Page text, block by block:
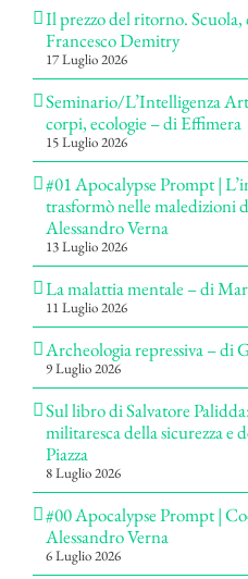
Il prezzo del ritorno. Scuola,
Francesco Demitry
17 Luglio 2026
Seminario/L’Intelligenza
corpi, ecologie – di Effimera
15 Luglio 2026
#01 Apocalypse Prompt |
trasformò nelle maledizioni
Alessandro Verna
13 Luglio 2026
La malattia mentale – di
11 Luglio 2026
Archeologia repressiva – di
9 Luglio 2026
Sul libro di Salvatore
militaresca della sicurezza e
Piazza
8 Luglio 2026
#00 Apocalypse Prompt |
Alessandro Verna
6 Luglio 2026